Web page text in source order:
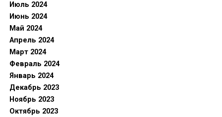
Июль 2024
Июнь 2024
Май 2024
Апрель 2024
Март 2024
Февраль 2024
Январь 2024
Декабрь 2023
Ноябрь 2023
Октябрь 2023